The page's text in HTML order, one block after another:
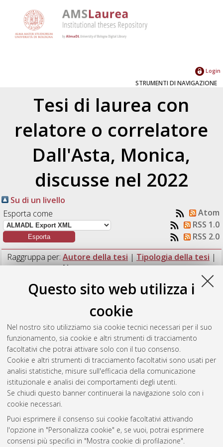
Questo sito web utilizza i
cookie
Nel nostro sito utilizziamo sia cookie tecnici necessari per il suo
funzionamento, sia cookie e altri strumenti di tracciamento
facoltativi che potrai attivare solo con il tuo consenso.
Cookie e altri strumenti di tracciamento facoltativi sono usati per
analisi statistiche, misure sull'efficacia della comunicazione
istituzionale e analisi dei comportamenti degli utenti.
Se chiudi questo banner continuerai la navigazione solo con i
cookie necessari.
Puoi esprimere il consenso sui cookie facoltativi attivando
l'opzione in "Personalizza cookie" e, se vuoi, potrai esprimere
consensi più specifici in "Mostra cookie di profilazione".
Login
STRUMENTI DI NAVIGAZIONE
Tesi di laurea con
relatore o correlatore
Dall'Asta, Monica,
discusse nel 2022
Su di un livello
Esporta come
Atom
RSS 1.0
RSS 2.0
Raggruppa per: Autore della tesi | Tipologia della tesi |
Nessun raggruppamento
Numero di documenti:1
(2022)Nina la poliziotta, una donna
Università di Bologna, Corso di Studio inCinema, televisione e
produzione multimediale [LM-DM270], Documento ad
accesso riservato.
Questa lista e' stata generata ilSun Aug 9 09:15:39 2026
CEST
Atom
Rss 1.0